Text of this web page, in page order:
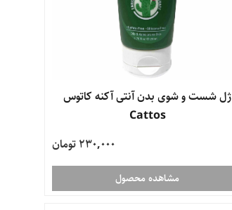
ژل شست و شوی بدن آنتی آکنه کاتوس
Cattos
230,000 تومان
مشاهده محصول